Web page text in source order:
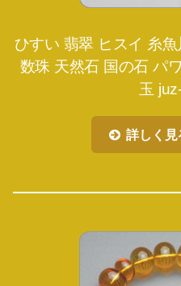
ひすい 翡翠 ヒスイ 糸
数珠 天然石 国の石 パ
玉
詳しく見